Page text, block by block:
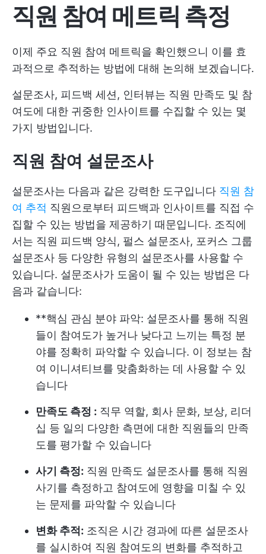
직원 참여 메트릭 측정
이제 주요 직원 참여 메트릭을 확인했으니 이를 효
과적으로 추적하는 방법에 대해 논의해 보겠습니다.
설문조사, 피드백 세션, 인터뷰는 직원 만족도 및 참
여도에 대한 귀중한 인사이트를 수집할 수 있는 몇
가지 방법입니다.
직원 참여 설문조사
설문조사는 다음과 같은 강력한 도구입니다 직원 참
여 추적 직원으로부터 피드백과 인사이트를 직접 수
집할 수 있는 방법을 제공하기 때문입니다. 조직에
서는 직원 피드백 양식, 펄스 설문조사, 포커스 그룹
설문조사 등 다양한 유형의 설문조사를 사용할 수
있습니다. 설문조사가 도움이 될 수 있는 방법은 다
음과 같습니다:
**핵심 관심 분야 파악: 설문조사를 통해 직원
들이 참여도가 높거나 낮다고 느끼는 특정 분
야를 정확히 파악할 수 있습니다. 이 정보는 참
여 이니셔티브를 맞춤화하는 데 사용할 수 있
습니다
만족도 측정 : 직무 역할, 회사 문화, 보상, 리더
십 등 일의 다양한 측면에 대한 직원들의 만족
도를 평가할 수 있습니다
사기 측정: 직원 만족도 설문조사를 통해 직원
사기를 측정하고 참여도에 영향을 미칠 수 있
는 문제를 파악할 수 있습니다
변화 추적: 조직은 시간 경과에 따른 설문조사
를 실시하여 직원 참여도의 변화를 추적하고